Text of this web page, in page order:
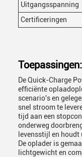
Uitgangsspanning
Certificeringen
Toepassingen:
De Quick-Charge
efficiënte
scenario's en
snel stroom te
tijd aan een
onderweg
levensstijl en houdt
De oplader is
lichtgewicht en